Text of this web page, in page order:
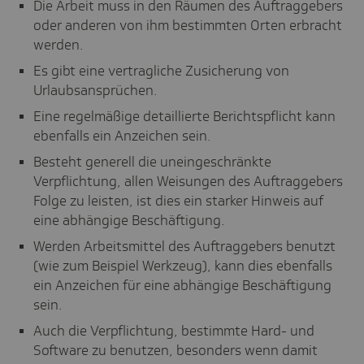
Die Arbeit muss in den Räumen des Auftraggebers
oder anderen von ihm bestimmten Orten erbracht
werden.
Es gibt eine vertragliche Zusicherung von
Urlaubsansprüchen.
Eine regelmäßige detaillierte Berichtspflicht kann
ebenfalls ein Anzeichen sein.
Besteht generell die uneingeschränkte
Verpflichtung, allen Weisungen des Auftraggebers
Folge zu leisten, ist dies ein starker Hinweis auf
eine abhängige Beschäftigung.
Werden Arbeitsmittel des Auftraggebers benutzt
(wie zum Beispiel Werkzeug), kann dies ebenfalls
ein Anzeichen für eine abhängige Beschäftigung
sein.
Auch die Verpflichtung, bestimmte Hard- und
Software zu benutzen, besonders wenn damit